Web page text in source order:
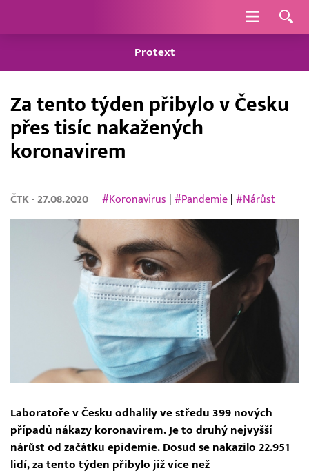
Navigace
Protext
Za tento týden přibylo v Česku
přes tisíc nakažených
koronavirem
ČTK - 27.08.2020 #Koronavirus |#Pandemie |#Nárůst
Laboratoře v Česku odhalily ve středu 399 nových
případů nákazy koronavirem. Je to druhý nejvyšší
nárůst od začátku epidemie. Dosud se nakazilo 22.951
lidí, za tento týden přibylo již více než